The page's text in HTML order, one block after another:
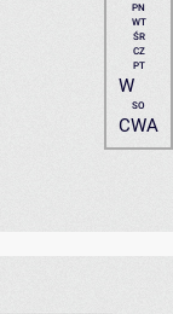
PN
WT
ŚR
CZ
PT
W
SO
CWA